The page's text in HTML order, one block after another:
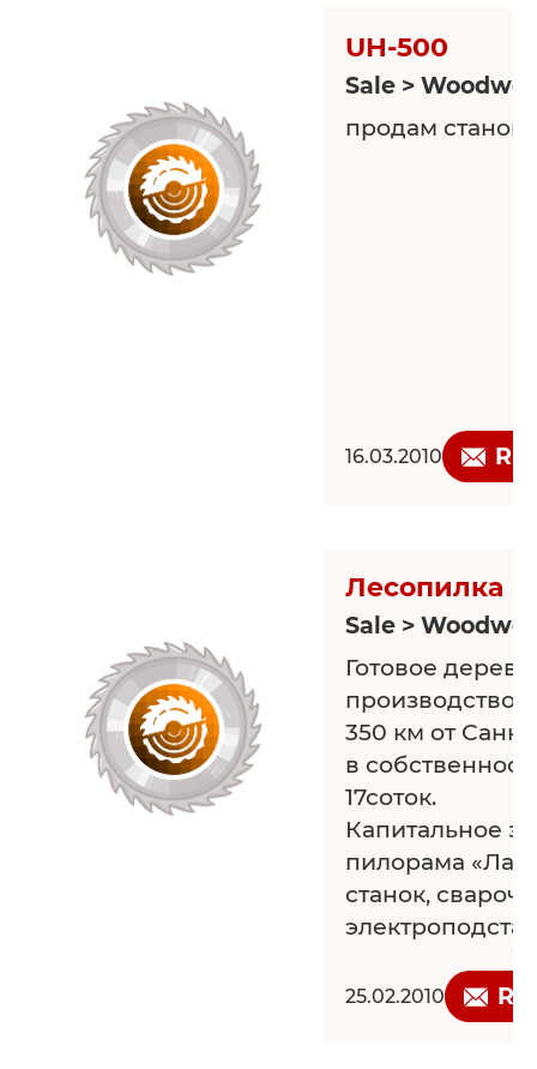
UH-500
Sale >
продам станок
16.03.2010
Лесопилка
Sale >
Готовое
производство.
350 км от
в
17соток.
Капитальное
пилорама
станок,
подачи леса,
цех, склад
Подъездные
25.02.2010